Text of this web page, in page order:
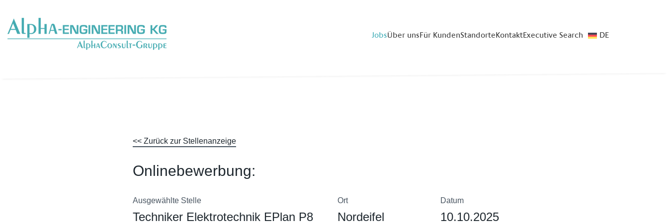
JobsÜber unsFür KundenStandorteKontaktExecutive Search DE
<< Zurück zur Stellenanzeige
Onlinebewerbung:
Ausgewählte Stelle
Techniker Elektrotechnik EPlan P8
Ort
Nordeifel
Datum
10.10.2025